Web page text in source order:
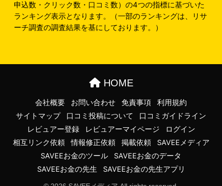
申込数・クリック数・口コミ数）の4つの指標に基づいた
ランキング表示となります。（一部のランキングは、リサ
ーチ調査の調査結果を基にしております。）
HOME
会社概要 お問い合わせ 免責事項
利用規約
サイトマップ
口コミ投稿について
口コミガイドライン
レビュアー登録
レビュアーマイページ
ログイン
相互リンク依頼
情報修正依頼 掲載依頼
SAVEEメディア
SAVEEお金のツール
SAVEEお金のデータ
SAVEEお金の先生
SAVEEお金の先生アプリ